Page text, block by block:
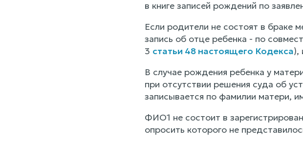
в книге записей рождений по
Если родители не состоят в браке
запись об отце ребенка - по
3 статьи 48 настоящего Кодекса),
В случае рождения ребенка у
при отсутствии решения суда об
записывается по фамилии матери,
ФИО1 не состоит в
опросить которого не